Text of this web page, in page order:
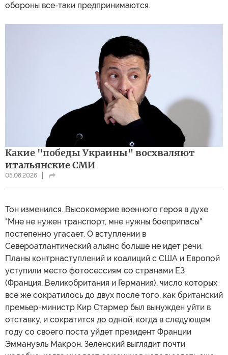
обороны все-таки предпринимаются.
Какие "победы Украины" восхваляют
итальянские СМИ
05.08.2026
Тон изменился. Высокомерие военного героя в духе
"Мне не нужен транспорт, мне нужны боеприпасы"
постепенно угасает. О вступлении в
Североатлантический альянс больше не идет речи.
Планы контрнаступлений и коалиций с США и Европой
уступили место фотосессиям со странами Е3
(Франция, Великобритания и Германия), число которых
все же сократилось до двух после того, как британский
премьер-министр Кир Стармер был вынужден уйти в
отставку, и сократится до одной, когда в следующем
году со своего поста уйдет президент Франции
Эммануэль Макрон. Зеленский выглядит почти